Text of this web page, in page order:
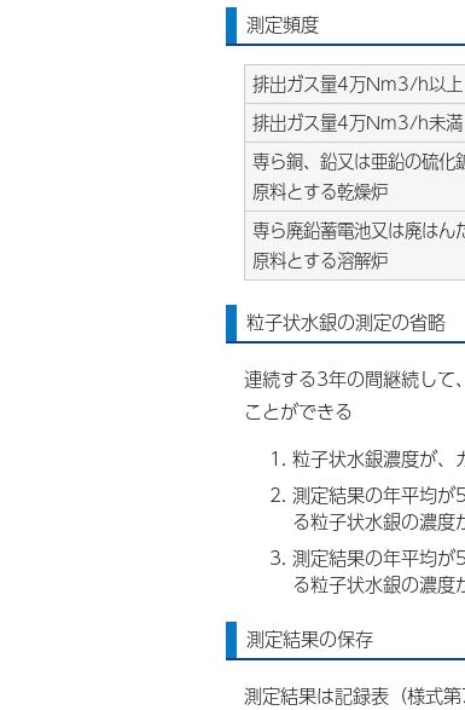
測定頻度
排出ガス量4万Nm3/h以上
排出ガス量4万Nm3/h未満
専ら銅、鉛又は亜鉛の硫化
原料とする乾燥炉
専ら廃鉛蓄電池又は廃はん
原料とする溶解炉
粒子状水銀の測定の省略
連続する3年の間継続して
ことができる
粒子状水銀濃度が、
測定結果の年平均
る粒子状水銀の濃度
測定結果の年平均
る粒子状水銀の濃
測定結果の保存
測定結果は記録表（様式